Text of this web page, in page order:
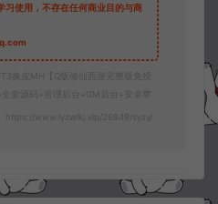
习使用，不存在任何商业目的与商
换皮MH【Q版修仙西游完整版免授
套源码+管理后台+GM后台+安卓苹
https://www.lyzwlkj.vip/26849/syzy/